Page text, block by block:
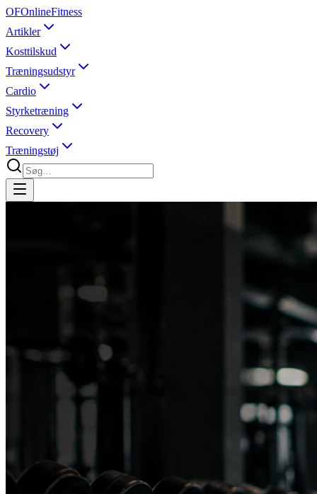
OFOnlineFitness
Artikler
Kosttilskud
Træningsudstyr
Cardio
Styrketræning
Recovery
Træningstøj